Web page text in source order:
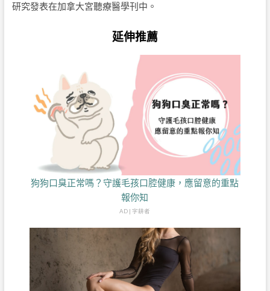
研究發表在加拿大宮聽療醫學刊中。
延伸推薦
狗狗口臭正常嗎？守護毛孩口腔健康，應留意的重點
報你知
AD | 字耕者